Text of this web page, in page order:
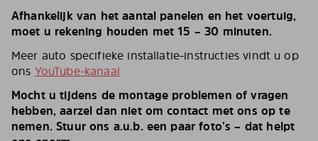
Afhankelijk van het aantal panelen en het voertuig,
moet u rekening houden met 15 – 30 minuten.
Meer auto specifieke installatie-instructies vindt u op
ons YouTube-kanaal
Mocht u tijdens de montage problemen of vragen
hebben, aarzel dan niet om contact met ons op te
nemen. Stuur ons a.u.b. een paar foto’s – dat helpt